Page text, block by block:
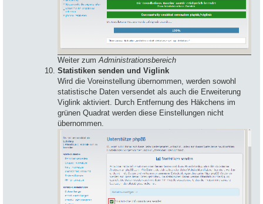
Weiter zumAdministrationsbereich
Statistiken senden und Viglink
Wird die Voreinstellung übernommen, werden sowohl
statistische Daten versendet als auch die Erweiterung
Viglink aktiviert. Durch Entfernung des Häkchens im
grünen Quadrat werden diese Einstellungen nicht
übernommen.